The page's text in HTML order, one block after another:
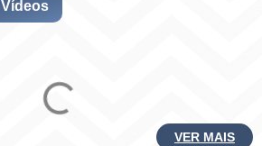
Vídeos
VER MAIS